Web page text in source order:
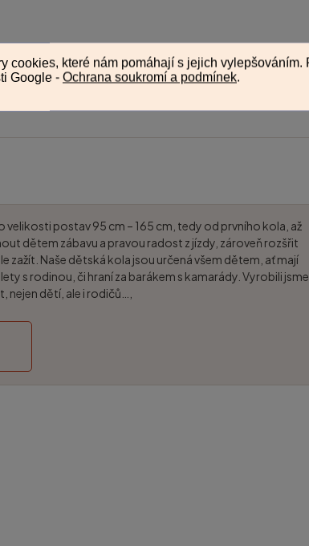
velikosti postav 95 cm – 165 cm, tedy od prvního kola, až
dětem zábavu a pravou radost z jízdy, zároveň rozšřit
zažít. Naše dětská kola jsou určená všem dětem, ať mají
s rodinou, či hraní za barákem s kamarády. Vyrobili jsme
nejen dětí, ale i rodičů…,